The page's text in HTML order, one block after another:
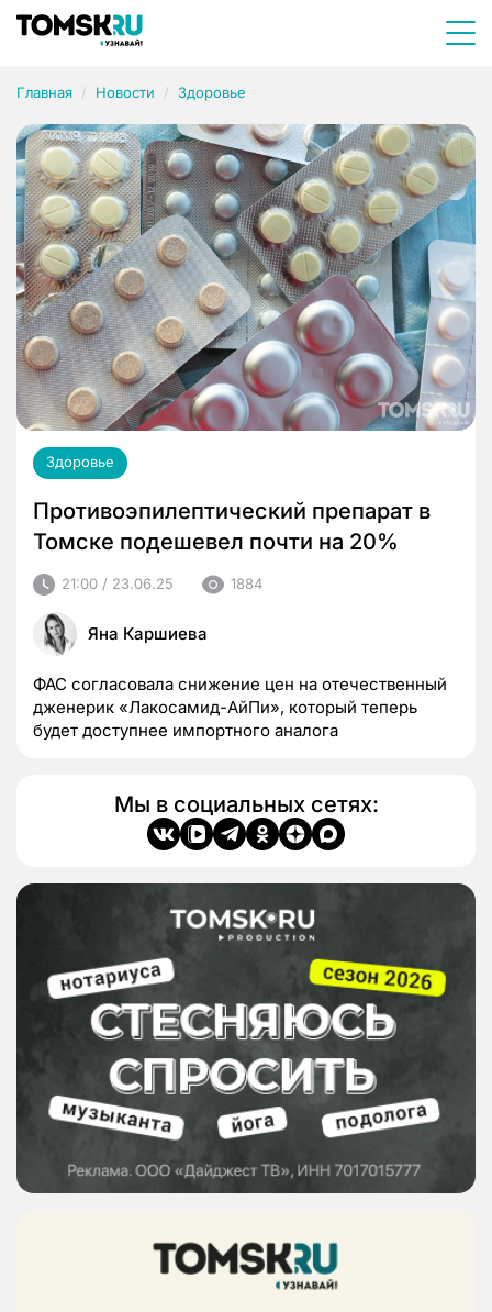
Главная Новости Здоровье
Здоровье
Противоэпилептический препарат в
Томске подешевел почти на 20%
21:00 / 23.06.25 1884
Яна Каршиева
ФАС согласовала снижение цен на отечественный
дженерик «Лакосамид-АйПи», который теперь
будет доступнее импортного аналога
Мы в социальных сетях: